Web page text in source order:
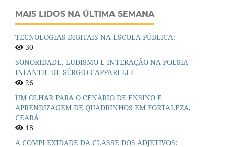
MAIS LIDOS NA ÚLTIMA SEMANA
TECNOLOGIAS DIGITAIS NA ESCOLA PÚBLICA:
30
SONORIDADE, LUDISMO E INTERAÇÃO NA POESIA
INFANTIL DE SÉRGIO CAPPARELLI
26
UM OLHAR PARA O CENÁRIO DE ENSINO E
APRENDIZAGEM DE QUADRINHOS EM FORTALEZA,
CEARÁ
18
A COMPLEXIDADE DA CLASSE DOS ADJETIVOS: